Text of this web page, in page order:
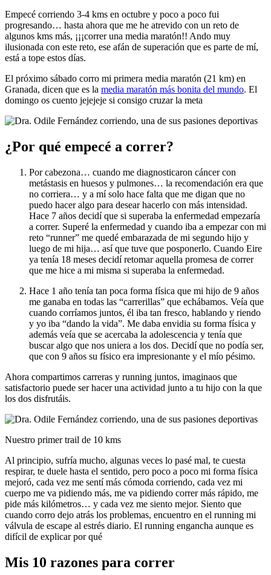
Empecé corriendo 3-4 kms en octubre y poco a poco fui
progresando… hasta ahora que me he atrevido con un reto de
algunos kms más, ¡¡¡correr una media maratón!! Ando muy
ilusionada con este reto, ese afán de superación que es parte de mí,
está a tope estos días.
El próximo sábado corro mi primera media maratón (21 km) en
Granada, dicen que es la media maratón más bonita del mundo. El
domingo os cuento jejejeje si consigo cruzar la meta
¿Por qué empecé a correr?
Por cabezona… cuando me diagnosticaron cáncer con
metástasis en huesos y pulmones… la recomendación era que
no corriera… y a mí solo hace falta que me digan que no
puedo hacer algo para desear hacerlo con más intensidad.
Hace 7 años decidí que si superaba la enfermedad empezaría
a correr. Superé la enfermedad y cuando iba a empezar con mi
reto “runner” me quedé embarazada de mi segundo hijo y
luego de mi hija… así que tuve que posponerlo. Cuando Eire
ya tenía 18 meses decidí retomar aquella promesa de correr
que me hice a mi misma si superaba la enfermedad.
Hace 1 año tenía tan poca forma física que mi hijo de 9 años
me ganaba en todas las “carrerillas” que echábamos. Veía que
cuando corríamos juntos, él iba tan fresco, hablando y riendo
y yo iba “dando la vida”. Me daba envidia su forma física y
además veía que se acercaba la adolescencia y tenía que
buscar algo que nos uniera a los dos. Decidí que no podía ser,
que con 9 años su físico era impresionante y el mío pésimo.
Ahora compartimos carreras y running juntos, imaginaos que
satisfactorio puede ser hacer una actividad junto a tu hijo con la que
los dos disfrutáis.
Nuestro primer trail de 10 kms
Al principio, sufría mucho, algunas veces lo pasé mal, te cuesta
respirar, te duele hasta el sentido, pero poco a poco mi forma física
mejoró, cada vez me sentí más cómoda corriendo, cada vez mi
cuerpo me va pidiendo más, me va pidiendo correr más rápido, me
pide más kilómetros… y cada vez me siento mejor. Siento que
cuando corro dejo atrás los problemas, encuentro en el running mi
válvula de escape al estrés diario. El running engancha aunque es
difícil de explicar por qué
Mis 10 razones para correr